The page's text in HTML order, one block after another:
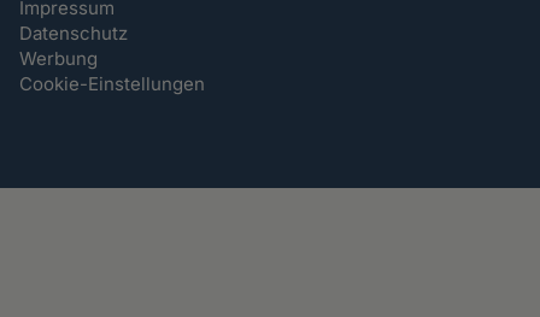
Impressum
Datenschutz
Werbung
Cookie-Einstellungen